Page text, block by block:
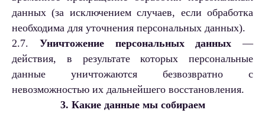
данных (за исключением случаев, если обработка
необходима для уточнения персональных данных).
2.7. Уничтожение персональных данных —
действия, в результате которых персональные
данные уничтожаются безвозвратно с
невозможностью их дальнейшего восстановления.
3. Какие данные мы собираем